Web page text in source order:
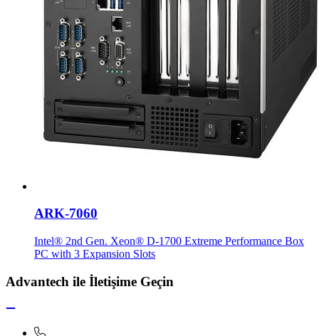
ARK-7060
Intel® 2nd Gen. Xeon® D-1700 Extreme Performance Box
PC with 3 Expansion Slots
Advantech ile İletişime Geçin